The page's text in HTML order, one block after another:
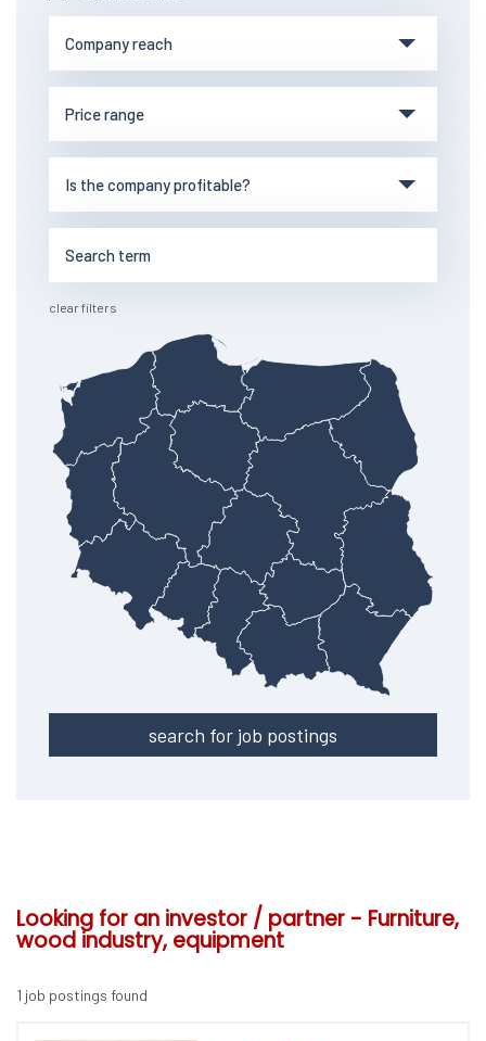
clear filters
search for job postings
Looking for an investor / partner - Furniture,
wood industry, equipment
1 job postings found